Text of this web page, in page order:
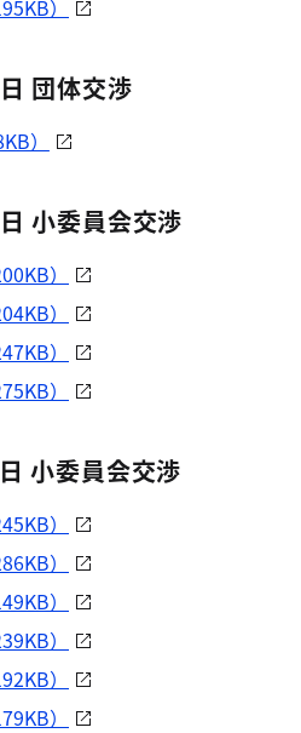
）
団体交渉
）
小委員会交渉
）
）
）
）
小委員会交渉
）
）
）
）
）
）